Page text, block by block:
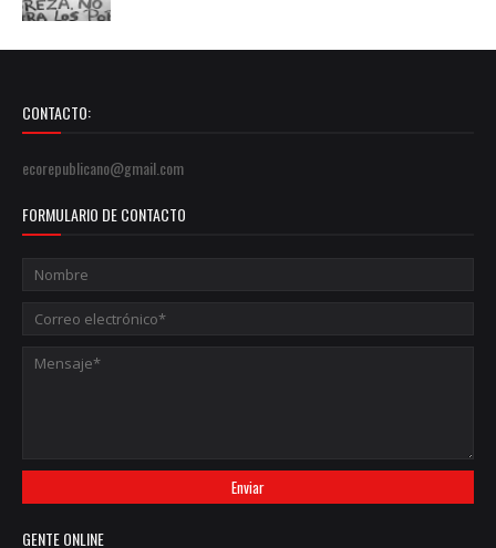
CONTACTO:
ecorepublicano@gmail.com
FORMULARIO DE CONTACTO
GENTE ONLINE